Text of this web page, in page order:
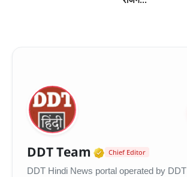
DDT Team Verified
Chief Editor
DDT Hindi News portal operated by